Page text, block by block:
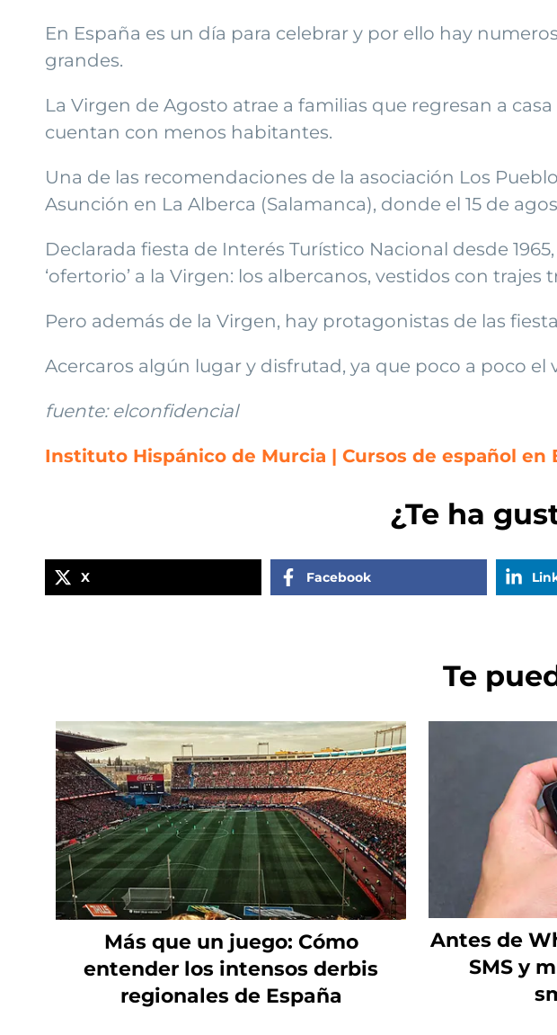
En España es un día para celebrar y por ello hay
grandes.
La Virgen de Agosto atrae a familias que regresan a
cuentan con menos habitantes.
Una de las recomendaciones de la asociación Los
Asunción en La Alberca (Salamanca), donde el 15 de
Declarada fiesta de Interés Turístico Nacional desde
‘ofertorio’ a la Virgen: los albercanos, vestidos con
Pero además de la Virgen, hay protagonistas de las
Acercaros algún lugar y disfrutad, ya que poco a poco el
fuente: elconfidencial
Instituto Hispánico de Murcia | Cursos de español en
¿Te ha
X Facebook
Te
Más que un juego: Cómo
entender los intensos derbis
regionales de España
Antes de
SMS y